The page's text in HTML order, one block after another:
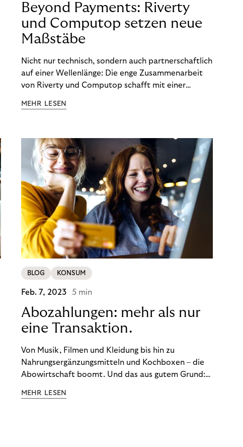
Beyond Payments: Riverty
und Computop setzen neue
Maßstäbe
Nicht nur technisch, sondern auch partnerschaftlich
auf einer Wellenlänge: Die enge Zusammenarbeit
von Riverty und Computop schafft mit einer
Zahlungsabwicklung echte Mehrwerte für Händler.
MEHR LESEN
BLOG KONSUM
Feb. 7, 2023 5 min
Abozahlungen: mehr als nur
eine Transaktion.
Von Musik, Filmen und Kleidung bis hin zu
Nahrungsergänzungsmitteln und Kochboxen – die
Abowirtschaft boomt. Und das aus gutem Grund:
wünschen. Sie ermöglichen es uns, Produkte und
MEHR LESEN